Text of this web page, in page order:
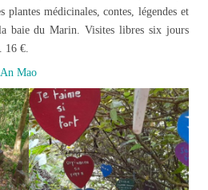
médicinales, contes, légendes et
baie du Marin. Visites libres six jours
16 €.
Mao